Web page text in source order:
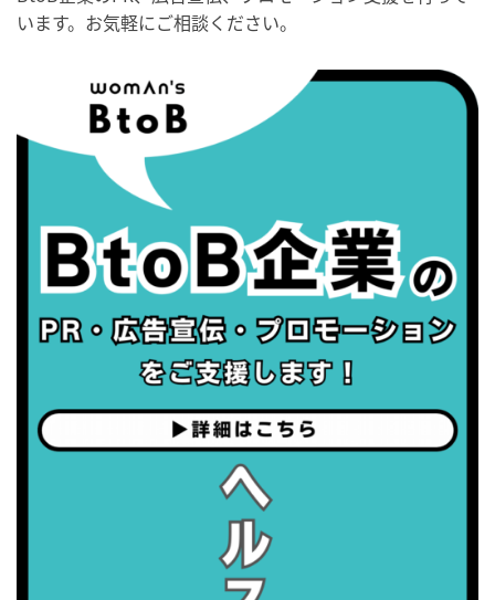
・がん征圧月間
・健康増進普及月間
・歯ヂカラ探究月間
・職場の健康診断実施強化月間
・がん征圧月間
・世界アルツハイマー月間
・健康増進普及月間
・歯ヂカラ探究月間
・職場の健康診断実施強化月間
・がん征圧月間
・職場の健康診断実施強化月間
います。お気軽にご相談ください。